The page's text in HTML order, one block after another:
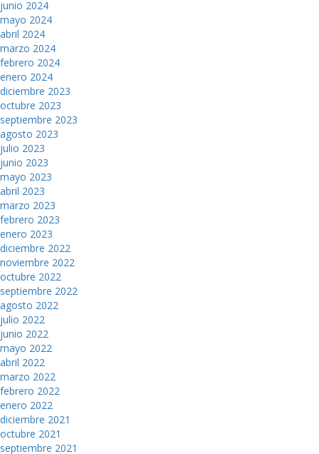
junio 2024
mayo 2024
abril 2024
marzo 2024
febrero 2024
enero 2024
diciembre 2023
octubre 2023
septiembre 2023
agosto 2023
julio 2023
junio 2023
mayo 2023
abril 2023
marzo 2023
febrero 2023
enero 2023
diciembre 2022
noviembre 2022
octubre 2022
septiembre 2022
agosto 2022
julio 2022
junio 2022
mayo 2022
abril 2022
marzo 2022
febrero 2022
enero 2022
diciembre 2021
octubre 2021
septiembre 2021